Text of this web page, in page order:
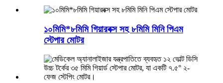
১০মিমি*৮মিমি গিয়ারবক্স সহ ৮মিমি মিনি পিএম
স্টেপার মোটর